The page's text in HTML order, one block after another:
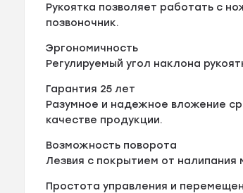
Рукоятка позволяет работать с
позвоночник.
Эргономичность
Регулируемый угол наклона
Гарантия 25 лет
Разумное и надежное вложение
качестве продукции.
Возможность поворота
Лезвия с покрытием от налипания
Простота управления и